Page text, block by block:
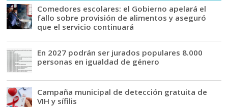
Comedores escolares: el Gobierno apelará el
fallo sobre provisión de alimentos y aseguró
que el servicio continuará
En 2027 podrán ser jurados populares 8.000
personas en igualdad de género
Campaña municipal de detección gratuita de
VIH y sífilis